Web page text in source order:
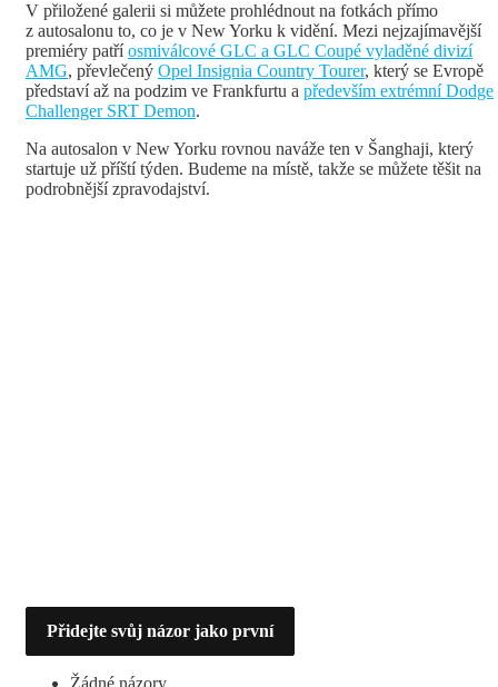
V přiložené galerii si můžete prohlédnout na fotkách přímo
z autosalonu to, co je v New Yorku k vidění. Mezi nejzajímavější
premiéry patříosmiválcové GLC a GLC Coupé vyladěné divizí
AMG, převlečený Opel Insignia Country Tourer, který se Evropě
představí až na podzim ve Frankfurtu a především extrémní Dodge
Challenger SRT Demon.
Na autosalon v New Yorku rovnou naváže ten v Šanghaji, který
startuje už příští týden. Budeme na místě, takže se můžete těšit na
podrobnější zpravodajství.
Přidejte svůj názor jako první
Žádné názory